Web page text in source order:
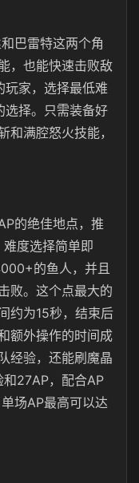
巴雷特这两个角
，也能快速击败敌
玩家，选择最低难
选择。只需装备好
和满腔怒火技能，
的绝佳地点，推
度选择简单即
的鱼人，并且
败。这个点最大的
约为15秒，结束后
额外操作的时间成
经验，还能刷魔晶
27AP，配合AP
场AP最高可以达